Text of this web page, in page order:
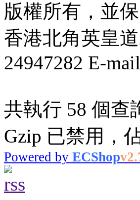
版權所有，並
香港北角英皇
24947282 E-
共執行 58 個查
Gzip 已禁用，
Powered by ECShop